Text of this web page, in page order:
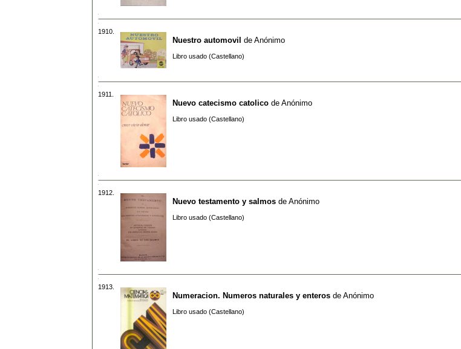
1910.
Nuestro automovil de Anónimo
Libro usado (Castellano)
1911.
Nuevo catecismo catolico de Anónimo
Libro usado (Castellano)
1912.
Nuevo testamento y salmos de Anónimo
Libro usado (Castellano)
1913.
Numeracion. Numeros naturales y enteros de Anónimo
Libro usado (Castellano)